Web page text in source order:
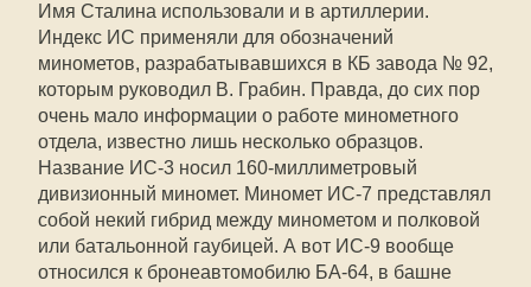
Имя Сталина использовали и в артиллерии.
Индекс ИС применяли для обозначений
минометов, разрабатывавшихся в КБ завода № 92,
которым руководил В. Грабин. Правда, до сих пор
очень мало информации о работе минометного
отдела, известно лишь несколько образцов.
Название ИС-3 носил 160-миллиметровый
дивизионный миномет. Миномет ИС-7 представлял
собой некий гибрид между минометом и полковой
или батальонной гаубицей. А вот ИС-9 вообще
относился к бронеавтомобилю БА-64, в башне